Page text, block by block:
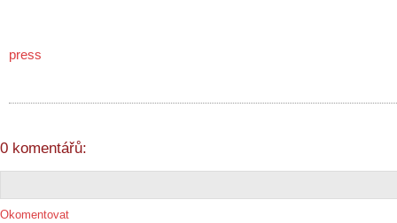
press
0 komentářů:
Okomentovat